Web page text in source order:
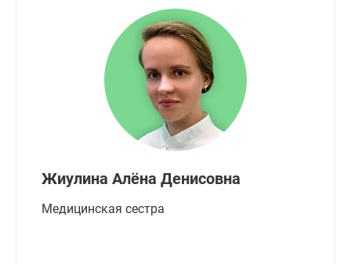
Жиулина Алёна Денисовна
Медицинская сестра